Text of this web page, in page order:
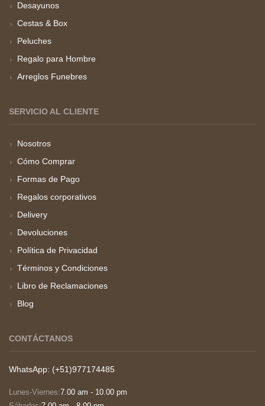
Desayunos
Cestas & Box
Peluches
Regalo para Hombre
Arreglos Funebres
SERVICIO AL CLIENTE
Nosotros
Cómo Comprar
Formas de Pago
Regalos corporativos
Delivery
Devoluciones
Política de Privacidad
Términos y Condiciones
Libro de Reclamaciones
Blog
CONTÁCTANOS
WhatsApp: (+51)977174485
Lunes-Viernes:7.00 am - 10.00 pm